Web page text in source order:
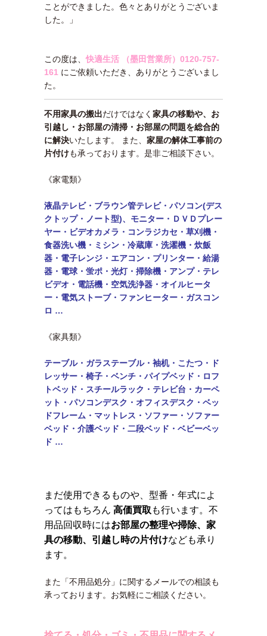
ことができました。色々とありがとうございま
した。」
この度は、快適生活 （墨田営業所） 0120-757-
161 にご依頼いただき、ありがとうございまし
た。
不用家具の搬出だけではなく 家具の移動や、お
引越し・お部屋の清掃・お部屋の問題を総合的
に解決いたします。 また、 家屋の解体工事前の
片付けも承っております。是非ご相談下さい。
《家電類》
液晶テレビ・ブラウン管テレビ・パソコン(デス
クトップ・ノート型)、モニター・ ＤＶＤプレー
ヤー・ビデオカメラ・コンラジカセ・草刈機・
食器洗い機・ミシン・ 冷蔵庫・洗濯機・炊飯
器・電子レンジ・エアコン・ プリンター・給湯
器・電球・蛍ポ・光灯・掃除機・アンプ・テレ
ビデオ・電話機・ 空気洗浄器・オイルヒータ
ー・電気ストーブ・ファンヒーター・ガスコン
ロ …
《家具類》
テーブル・ ガラステーブル・袖机・こたつ・ド
レッサー・椅子・ベンチ・パイプベッド・ロフ
トベッド・ スチールラック・テレビ台・カーペ
ット・パソコンデスク・オフィスデスク・ベッ
ドフレーム・マットレス・ソファー・ソファー
ベッド・介護ベッド・二段ベッド・ ベビーベッ
ド …
まだ使用できるものや、型番・年式によ
ってはもちろん 高価買取 も行います。不
用品回収時にはお部屋の整理や掃除、家
具の移動、引越し時の片付けなども承り
ます。
また「不用品処分」に関するメールでの相談も
承っております。お気軽にご相談ください。